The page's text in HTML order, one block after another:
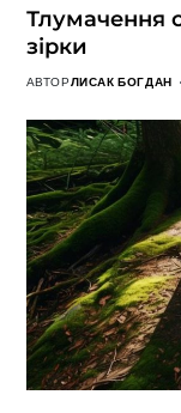
Тлумачення
зірки
АВТОРЛИСАК БОГДАН